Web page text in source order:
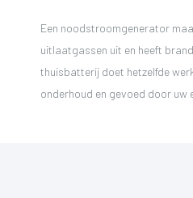
Een noodstroomgenerator
uitlaatgassen uit en heeft
thuisbatterij doet hetzelfde
onderhoud en gevoed door uw